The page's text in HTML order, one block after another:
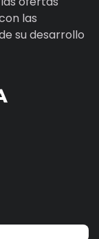
las
su desarrollo